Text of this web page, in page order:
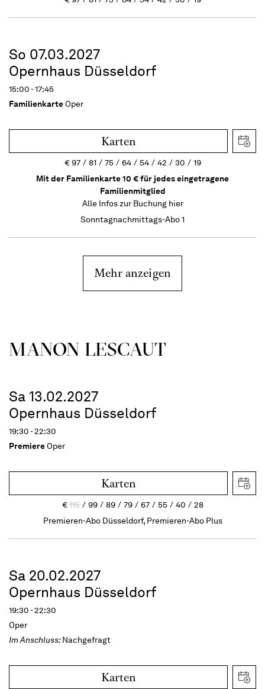
So 07.03.2027
Opernhaus Düsseldorf
15:00 - 17:45
FamilienkarteOper
Karten
€97 81 75 64 54 42 30
19
Mit der Familienkarte 10 € für jedes eingetragene
Familienmitglied
Alle Infos zur Buchung hier
Sonntagnachmittags-Abo 1
Mehr anzeigen
MANON LESCAUT
Sa 13.02.2027
Opernhaus Düsseldorf
19:30 - 22:30
PremiereOper
Karten
€115 99 89 79 67 55 40
28
Premieren-Abo Düsseldorf, Premieren-Abo Plus
Sa 20.02.2027
Opernhaus Düsseldorf
19:30 - 22:30
Oper
Im Anschluss:Nachgefragt
Karten